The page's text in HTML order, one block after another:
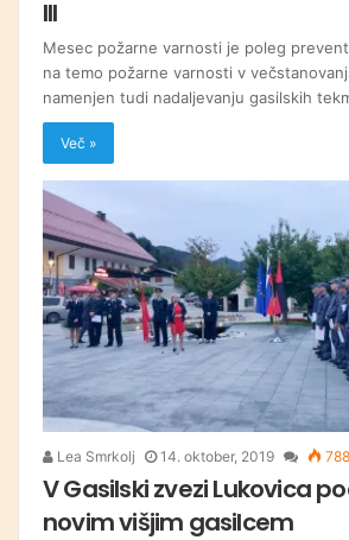
III
Mesec požarne varnosti je poleg
na temo požarne varnosti v
namenjen tudi nadaljevanju gasilskih
Več »
Lea Smrkolj 14. oktober, 2019 788
V Gasilski zvezi Lukovica
novim višjim gasilcem